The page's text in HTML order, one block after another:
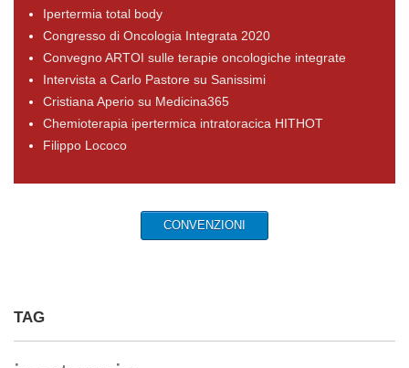
Ipertermia total body
Congresso di Oncologia Integrata 2020
Convegno ARTOI sulle terapie oncologiche integrate
Intervista a Carlo Pastore su Sanissimi
Cristiana Aperio su Medicina365
Chemioterapia ipertermica intratoracica HITHOT
Filippo Lococo
CONVENZIONI
TAG